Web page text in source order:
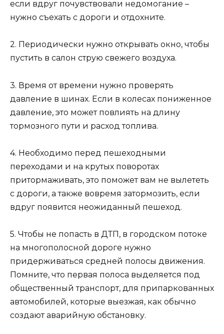
если вдруг почувствовали недомогание –
нужно съехать с дороги и отдохните.
2. Периодически нужно открывать окно, чтобы
пустить в салон струю свежего воздуха.
3. Время от времени нужно проверять
давление в шинах. Если в колесах пониженное
давление, это может повлиять на длину
тормозного пути и расход топлива.
4. Необходимо перед пешеходными
переходами и на крутых поворотах
притормаживать, это поможет вам не вылететь
с дороги, а также вовремя затормозить, если
вдруг появится неожиданный пешеход.
5. Чтобы не попасть в ДТП, в городском потоке
на многополосной дороге нужно
придерживаться средней полосы движения.
Помните, что первая полоса выделяется под
общественный транспорт, для припаркованных
автомобилей, которые выезжая, как обычно
создают аварийную обстановку.